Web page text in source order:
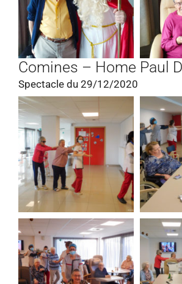
Comines – Home Paul
Spectacle du 29/12/2020